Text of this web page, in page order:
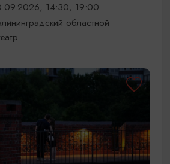
14:30, 19:00
областной